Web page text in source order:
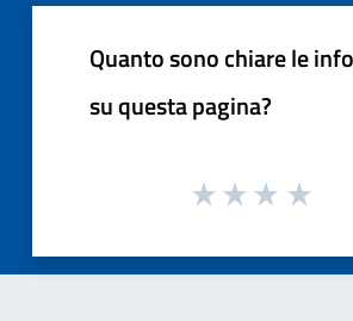
Quanto sono chiare le
su questa pagina?